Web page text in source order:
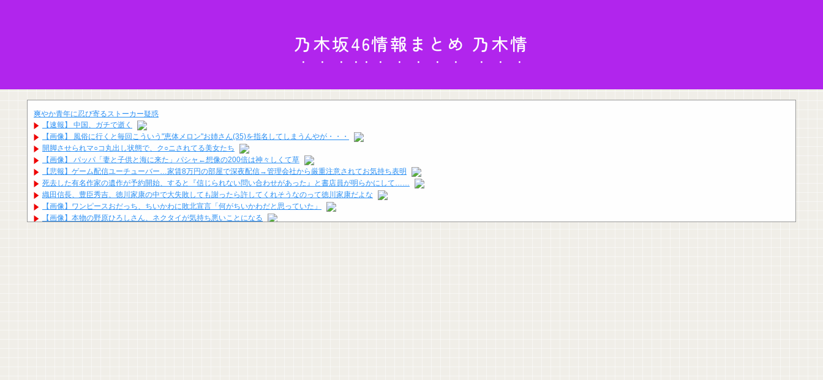
乃木坂46情報まとめ 乃木情
爽やか青年に忍び寄るストーカー疑惑
【速報】 中国、ガチで逝く
【画像】 風俗に行くと毎回こういう"恵体メロン"お姉さん(35)を指名してしまうんやが・・・
開脚させられマ○コ丸出し状態で、ク○ニされてる美女たち
【画像】 パッパ「妻と子供と海に来た」パシャ←想像の200倍は神々しくて草
【悲報】ゲーム配信ユーチューバー…家賃8万円の部屋で深夜配信→管理会社から厳重注意されてお気持ち表明
死去した有名作家の遺作が予約開始、すると『信じられない問い合わせがあった』と書店員が明らかにして……
織田信長、豊臣秀吉、徳川家康の中で大失敗しても謝ったら許してくれそうなのって徳川家康だよな
【画像】ワンピースおだっち、ちいかわに敗北宣言「何がちいかわだと思っていた」
【画像】本物の野原ひろしさん、ネクタイが気持ち悪いことになる